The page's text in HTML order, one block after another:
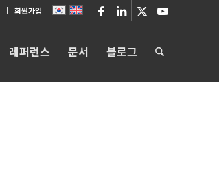
회원가입
레퍼런스 문서 블로그